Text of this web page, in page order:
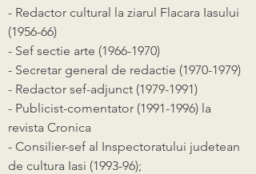
- Redactor cultural la ziarul Flacara Iasului
(1956-66)
- Sef sectie arte (1966-1970)
- Secretar general de redactie (1970-1979)
- Redactor sef-adjunct (1979-1991)
- Publicist-comentator (1991-1996) la
revista Cronica
- Consilier-sef al Inspectoratului judetean
de cultura Iasi (1993-96);